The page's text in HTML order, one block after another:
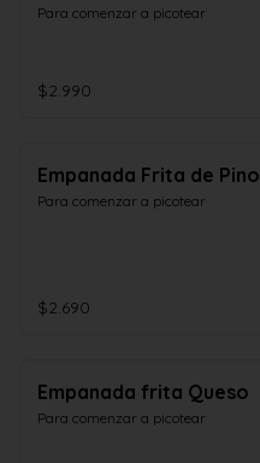
Para comenzar a picotear
$2.990
Empanada Frita de Pino
Para comenzar a picotear
$2.690
Empanada frita Queso
Para comenzar a picotear